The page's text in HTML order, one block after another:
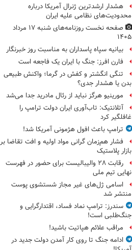
هشدار ارشدترین ژنرال آمریکا درباره
محدودیت‌های نظامی علیه ایران
صفحه نخست روزنامه‌های شنبه ۱۷ مرداد
۱۴۰۵
بیانیه سپاه پاسداران به مناسبت روز خبرنگار
فارن افرز: جنگ با ایران یک فاجعه است
تنگی انگشتر و کفش در گرما؛ واکنش طبیعی
بدن یا هشدار جدی؟
مورینیو هرگز نباید از رئال مادرید جدا می‌شد
آتلانتیک: تاب‌آوری ایران دولت ترامپ را
غافلگیر کرد
ترامپ باعث افول هژمونی آمریکا شد!
فشار هم‌زمان گرانی مواد اولیه و افت تقاضا بر
بازار پلاستیک
رقابت ۲۸ والیبالیست برای حضور در فهرست
نهایی تیم ملی
اسامی ژل‌های غیر مجاز شستشوی پوست
منتشر شد
سندرز: ترامپ نماد فساد، اقتدارگرایی و
جنگ‌طلبی است!
مراقب علائم هپاتیت باشید!
ادامه جنگ تا روی کار آمدن دولت جدید در